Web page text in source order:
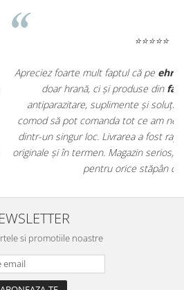
că peehranaanimale.rogăsesc nu
dinfarmacia veterinară:
și soluții de îngrijire. Este foarte
ce am nevoie pentru animalul meu
a fost rapidă, iar produsele au fost
serios, bine organizat și foarte util
stăpân de animale.
si promotiile noastre